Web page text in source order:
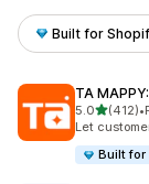
Built for
TA
5.0별 5개 중
(412)
총 리뷰 412개
•
Let
Built for